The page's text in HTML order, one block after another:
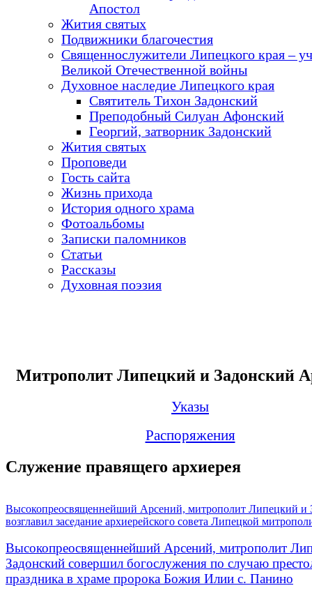
Апостол
Жития святых
Подвижники благочестия
Священнослужители Липецкого края –
Великой Отечественной войны
Духовное наследие Липецкого края
Святитель Тихон Задонский
Преподобный Силуан Афонский
Георгий, затворник Задонский
Жития святых
Проповеди
Гость сайта
Жизнь прихода
История одного храма
Фотоальбомы
Записки паломников
Статьи
Рассказы
Духовная поэзия
Митрополит Липецкий и Задонский
Указы
Распоряжения
Служение правящего архиерея
Высокопреосвященнейший Арсений, митрополит Липецкий и
возглавил заседание архиерейского совета Липецкой
Высокопреосвященнейший Арсений, митрополит
Задонский совершил богослужения по случаю
праздника в храме пророка Божия Илии с. Панино